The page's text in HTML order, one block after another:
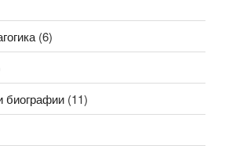
(6)
биографии (11)